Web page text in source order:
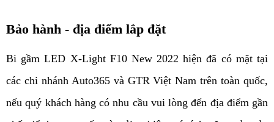
Bảo hành - địa điểm lắp đặt
Bi gầm LED X-Light F10 New 2022 hiện đã có mặt tại
các chi nhánh Auto365 và GTR Việt Nam trên toàn quốc,
nếu quý khách hàng có nhu cầu vui lòng đến địa điểm gần